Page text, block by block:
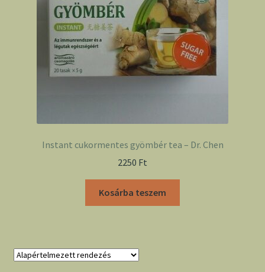
Instant cukormentes gyömbér tea – Dr. Chen
2250 Ft
Kosárba teszem